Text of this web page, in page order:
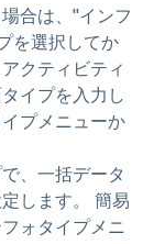
合は、"インフ
を選択してか
クティビティ
イプを入力し
プメニューか
、一括データ
します。 簡易
ォタイプメニ